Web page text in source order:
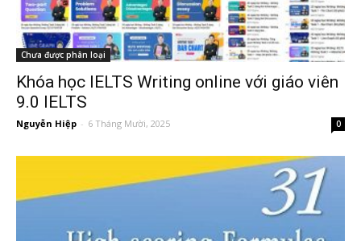
Chưa được phân loại
Khóa học IELTS Writing online với giáo viên
9.0 IELTS
Nguyễn Hiệp - 6 Tháng Mười, 2025 0